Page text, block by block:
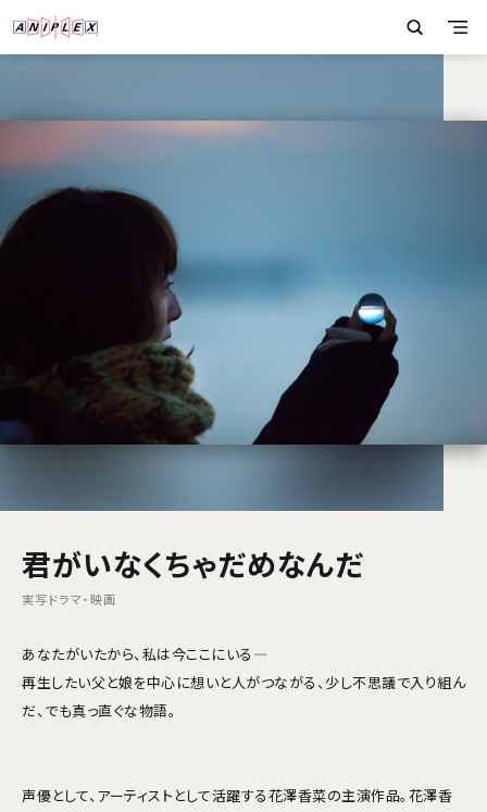
君がいなくちゃだめなんだ
実写ドラマ・映画
あなたがいたから、私は今ここにいる―
再生したい父と娘を中心に想いと人がつながる、少し不思議で入り組ん
だ、でも真っ直ぐな物語。
声優として、アーティストとして活躍する花澤香菜の主演作品。花澤香